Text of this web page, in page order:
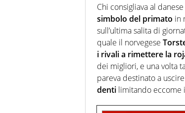
Chi consigliava al
simbolo del primato in
sull’ultima salita di
quale il norvegese
i rivali a rimettere la
dei migliori, e una volta
pareva destinato a
denti limitando eccome